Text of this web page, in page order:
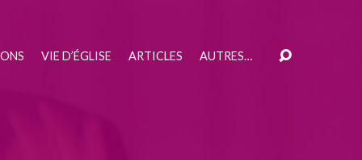
VIE D’ÉGLISE ARTICLES AUTRES…